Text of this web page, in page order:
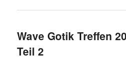
Wave Gotik Treffen
Teil 2